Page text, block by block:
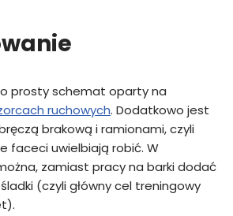
prosty schemat oparty na
ruchowych. Dodatkowo jest
brakową i ramionami, czyli
faceci uwielbiają robić. W
zamiast pracy na barki dodać
(czyli główny cel treningowy